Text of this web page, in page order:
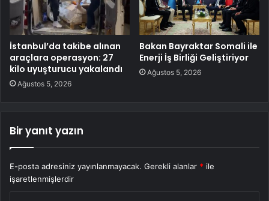
İstanbul’da takibe alınan
araçlara operasyon: 27
kilo uyuşturucu yakalandı
Ağustos 5, 2026
Bakan Bayraktar Somali ile
Enerji İş Birliği Geliştiriyor
Ağustos 5, 2026
Bir yanıt yazın
E-posta adresiniz yayınlanmayacak. Gerekli alanlar * ile
işaretlenmişlerdir